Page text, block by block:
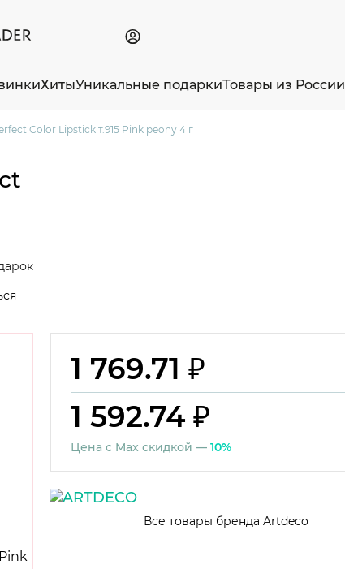
ХитыУникальные подаркиТовары из России
Color Lipstick т.915 Pink peony 4 г
1 769.71 ₽
1 592.74 ₽
Цена с Max скидкой — 10%
Все товары бренда Artdeco